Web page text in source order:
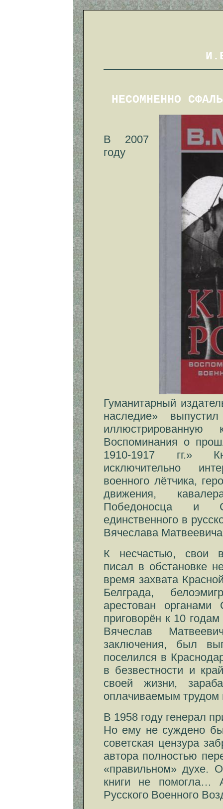
НЕСОМНЕННО
В 2007
году
Гуманитарный
наследие»
Воспоминания о
1910-1917 гг.»
исключительно
военного лётчика,
движения,
Победоносца и
единственного в
Вячеслава
К несчастью, свои
писал в обстановке
время захвата
Белграда,
арестован
приговорён к 10
Вячеслав
заключения, был
поселился в
в безвестности и
своей жизни,
оплачиваемым трудом
В 1958 году генерал
Но ему не суждено
советская цензура
автора полностью
«правильном» духе.
книги не помогла…
Русского Военного